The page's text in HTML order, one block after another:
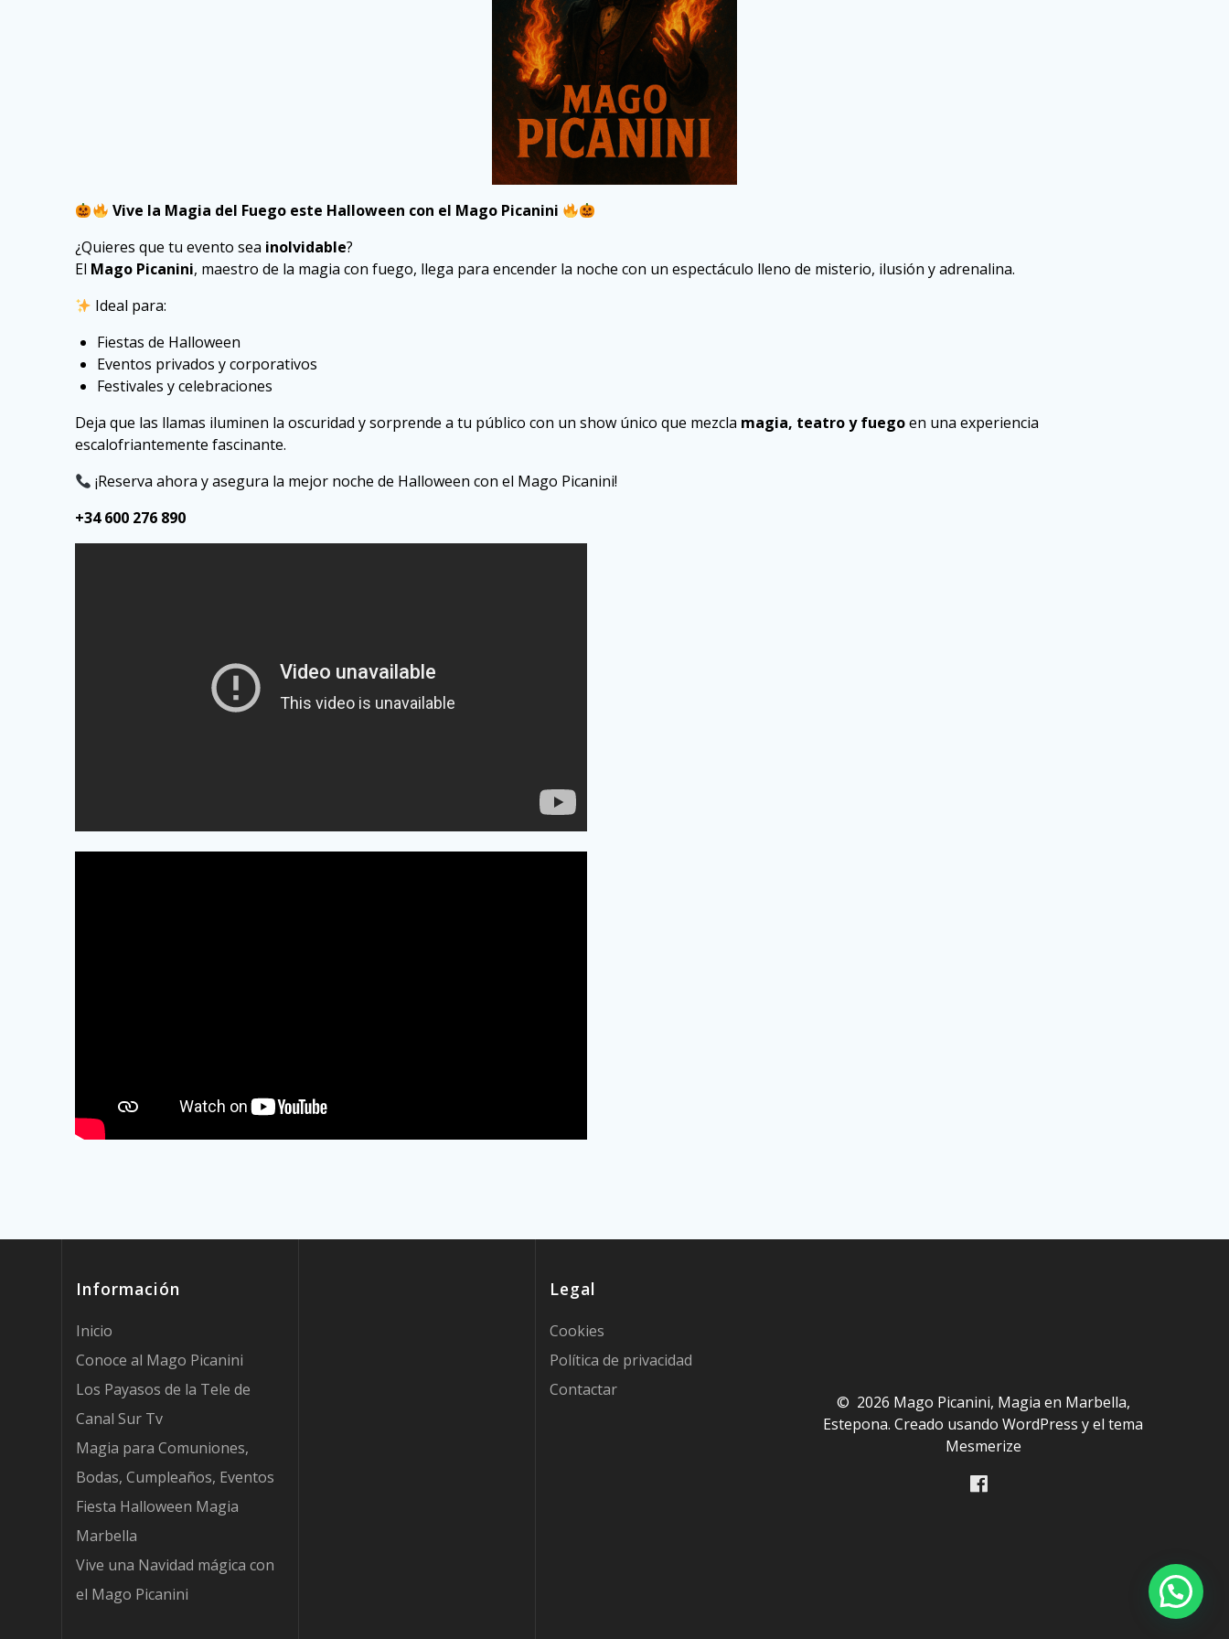
Vive la Magia del Fuego este Halloween con el Mago Picanini
¿Quieres que tu evento sea inolvidable?
El Mago Picanini, maestro de la magia con fuego, llega para encender la noche con un espectáculo lleno de misterio, ilusión y adrenalina.
Ideal para:
Fiestas de Halloween
Eventos privados y corporativos
Festivales y celebraciones
Deja que las llamas iluminen la oscuridad y sorprende a tu público con un show único que mezcla magia, teatro y fuegoen una experiencia
escalofriantemente fascinante.
¡Reserva ahora y asegura la mejor noche de Halloween con el Mago Picanini!
+34 600 276 890
Información
Inicio
Conoce al Mago Picanini
Los Payasos de la Tele de
Canal Sur Tv
Magia para Comuniones,
Bodas, Cumpleaños, Eventos
Fiesta Halloween Magia
Marbella
Vive una Navidad mágica con
el Mago Picanini
Legal
Cookies
Política de privacidad
Contactar
© 2026 Mago Picanini, Magia en Marbella,
Estepona. Creado usando WordPress y eltema
Mesmerize